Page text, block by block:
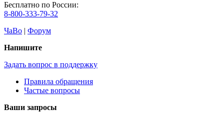
Бесплатно по России:
8-800-333-79-32
ЧаВо | Форум
Напишите
Задать вопрос в поддержку
Правила обращения
Частые вопросы
Ваши запросы